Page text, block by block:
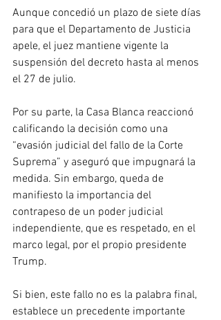
Aunque concedió un plazo de siete días
para que el Departamento de Justicia
apele, el juez mantiene vigente la
suspensión del decreto hasta al menos
el 27 de julio.
Por su parte, la Casa Blanca reaccionó
calificando la decisión como una
“evasión judicial del fallo de la Corte
Suprema” y aseguró que impugnará la
medida. Sin embargo, queda de
manifiesto la importancia del
contrapeso de un poder judicial
independiente, que es respetado, en el
marco legal, por el propio presidente
Trump.
Si bien, este fallo no es la palabra final,
establece un precedente importante